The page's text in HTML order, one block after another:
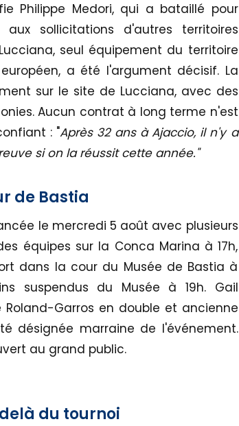
Philippe Medori, qui a bataillé pour
sollicitations d'autres territoires
seul équipement du territoire
a été l'argument décisif. La
sur le site de Lucciana, avec des
Aucun contrat à long terme n'est
: "Après 32 ans à Ajaccio, il n'y a
si on la réussit cette année."
de Bastia
le mercredi 5 août avec plusieurs
équipes sur la Conca Marina à 17h,
dans la cour du Musée de Bastia à
suspendus du Musée à 19h. Gail
Garros en double et ancienne
désignée marraine de l'événement.
au grand public.
du tournoi